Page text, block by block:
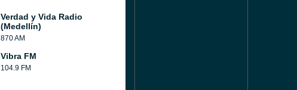
Verdad y Vida Radio
(Medellín)
870 AM
Vibra FM
104.9 FM